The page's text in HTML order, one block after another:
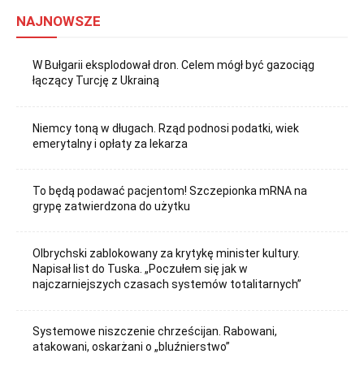
NAJNOWSZE
W Bułgarii eksplodował dron. Celem mógł być gazociąg
łączący Turcję z Ukrainą
Niemcy toną w długach. Rząd podnosi podatki, wiek
emerytalny i opłaty za lekarza
To będą podawać pacjentom! Szczepionka mRNA na
grypę zatwierdzona do użytku
Olbrychski zablokowany za krytykę minister kultury.
Napisał list do Tuska. „Poczułem się jak w
najczarniejszych czasach systemów totalitarnych”
Systemowe niszczenie chrześcijan. Rabowani,
atakowani, oskarżani o „bluźnierstwo”